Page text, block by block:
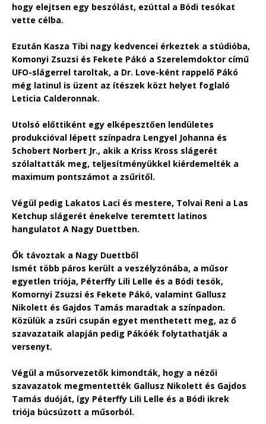
hogy elejtsen egy beszólást, ezúttal a Bódi tesókat
vette célba.
Ezután Kasza Tibi nagy kedvencei érkeztek a stúdióba,
Komonyi Zsuzsi és Fekete Pákó a Szerelemdoktor című
UFO-slágerrel taroltak, a Dr. Love-ként rappelő Pákó
még latinul is üzent az ítészek közt helyet foglaló
Leticia Calderonnak.
Utolsó előttiként egy elképesztően lendületes
produkcióval lépett színpadra Lengyel Johanna és
Schobert Norbert Jr., akik a Kriss Kross slágerét
szólaltatták meg, teljesítményükkel kiérdemelték a
maximum pontszámot a zsűritől.
Végül pedig Lakatos Laci és mestere, Tolvai Reni a Las
Ketchup slágerét énekelve teremtett latinos
hangulatot A Nagy Duettben.
Ők távoztak a Nagy Duettből
Ismét több páros került a veszélyzónába, a műsor
egyetlen triója, Péterffy Lili Lelle és a Bódi tesók,
Komornyi Zsuzsi és Fekete Pákó, valamint Gallusz
Nikolett és Gajdos Tamás maradtak a színpadon.
Közülük a zsűri csupán egyet menthetett meg, az ő
szavazataik alapján pedig Pákóék folytathatják a
versenyt.
Végül a műsorvezetők kimondták, hogy a nézői
szavazatok megmentették Gallusz Nikolett és Gajdos
Tamás duóját, így Péterffy Lili Lelle és a Bódi ikrek
triója búcsúzott a műsorból.